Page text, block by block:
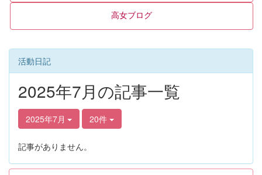
高女ブログ
活動日記
2025年7月の記事一覧
2025年7月 20件
記事がありません。